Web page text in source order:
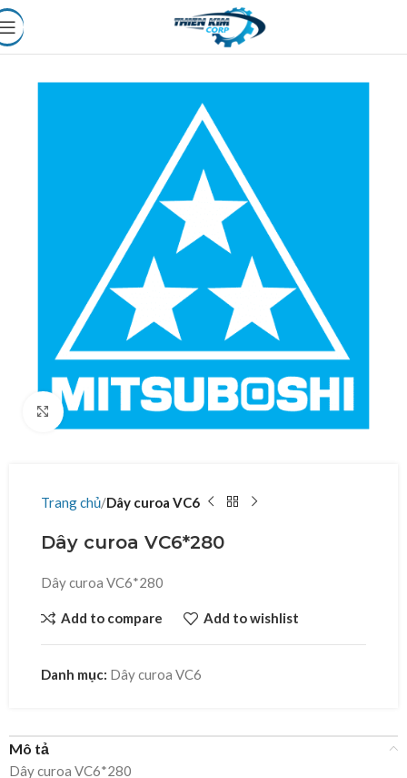
Click to enlarge
Trang chủ Dây curoa VC6
Dây curoa VC6*280
Dây curoa VC6*280
Add to compare Add to wishlist
Danh mục: Dây curoa VC6
Mô tả
Dây curoa VC6*280